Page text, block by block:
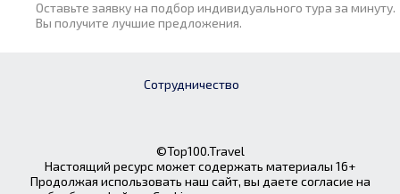
Оставьте заявку на подбор индивидуального тура за минуту.
Вы получите лучшие предложения.
Сотрудничество
©Top100.Travel
Настоящий ресурс может содержать материалы 16+
Продолжая использовать наш сайт, вы даете согласие на